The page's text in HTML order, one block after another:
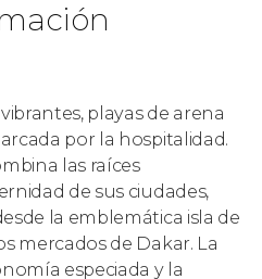
playas de arena
por la hospitalidad.
las raíces
de sus ciudades,
la emblemática isla de
mercados de Dakar. La
especiada y la